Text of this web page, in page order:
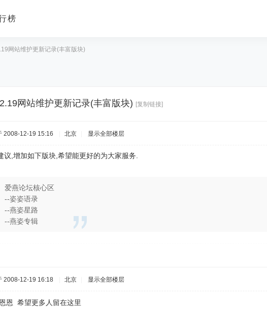
榜
网站维护更新记录(丰富版块)
网站维护更新记录(丰富版块) [复制链接]
2008-12-19 15:16 北京 显示全部楼层
议,增加如下版块,希望能更好的为大家服务.
爱燕论坛核心区
--姿姿语录
--燕姿星路
--燕姿专辑
2008-12-19 16:18 北京 显示全部楼层
恩 希望更多人留在这里